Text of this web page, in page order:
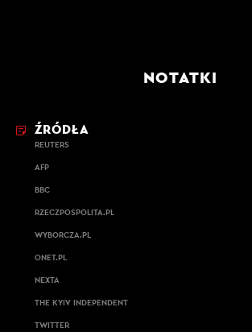
NOTATKI
ŹRÓDŁA
REUTERS
AFP
BBC
RZECZPOSPOLITA.PL
WYBORCZA.PL
ONET.PL
NEXTA
THE KYIV INDEPENDENT
TWITTER